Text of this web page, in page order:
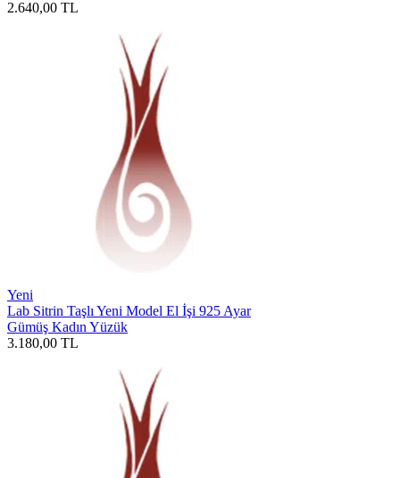
2.640,00 TL
Yeni
Lab Sitrin Taşlı Yeni Model El İşi 925 Ayar
Gümüş Kadın Yüzük
3.180,00 TL